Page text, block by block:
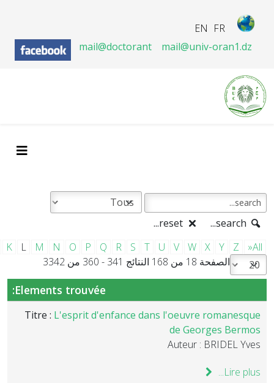
FR
EN
mail@doctorant
mail@univ-oran1.dz
K
L M N O P Q R S T U V W X Y Z
»All
الصفحة 18 من 168 النتائج 341 - 360 من 3342
Elements trouvée:
Titre : L'esprit d'enfance dans l'oeuvre romanesque
de Georges Bermos
Auteur : BRIDEL Yves
Lire plus...